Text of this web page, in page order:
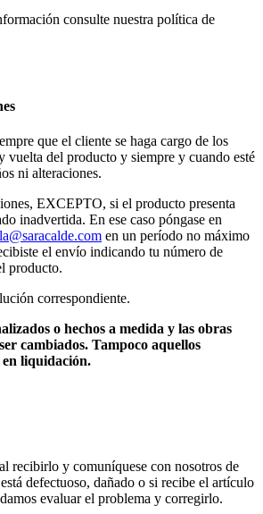
consulte nuestra política de
que el cliente se haga cargo de los
vuelta del producto y siempre y cuando esté
ni alteraciones.
EXCEPTO, si el producto presenta
inadvertida. En ese caso póngase en
en un período no máximo
el envío indicando tu número de
producto.
correspondiente.
o hechos a medida y las obras
cambiados. Tampoco aquellos
liquidación.
recibirlo y comuníquese con nosotros de
defectuoso, dañado o si recibe el artículo
evaluar el problema y corregirlo.